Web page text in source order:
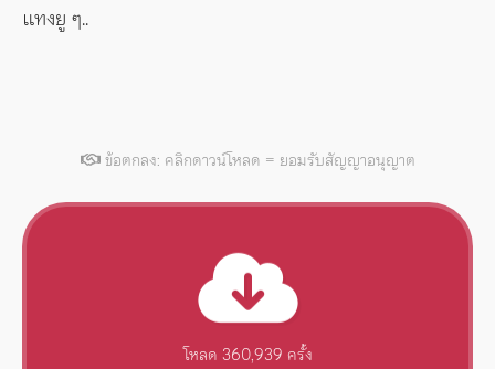
แทงยู ๆ..
ข้อตกลง: คลิกดาวน์โหลด = ยอมรับสัญญาอนุญาต
โหลด 360,939 ครั้ง